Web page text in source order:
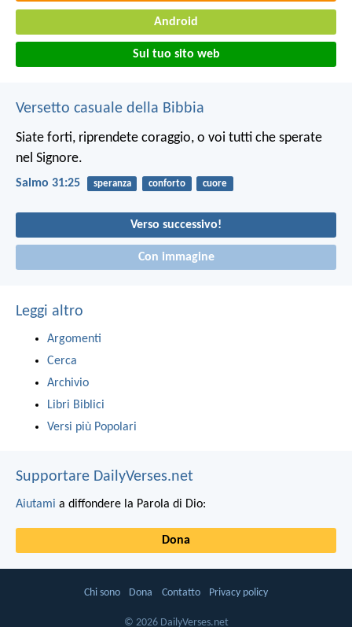
Android
Sul tuo sito web
Versetto casuale della Bibbia
Siate forti, riprendete coraggio, o voi tutti che sperate
nel Signore.
Salmo 31:25 speranza conforto cuore
Verso successivo!
Con immagine
Leggi altro
Argomenti
Cerca
Archivio
Libri Biblici
Versi più Popolari
Supportare DailyVerses.net
Aiutami a diffondere la Parola di Dio:
Dona
Chi sono Dona Contatto Privacy policy
© 2026 DailyVerses.net